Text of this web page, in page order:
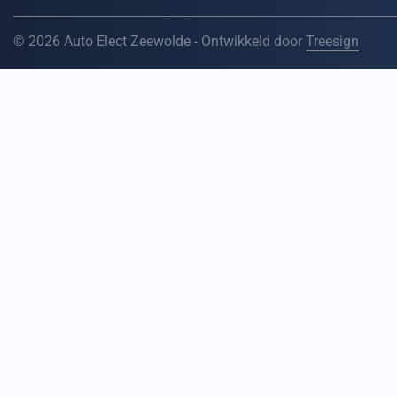
© 2026 Auto Elect Zeewolde - Ontwikkeld door Treesign